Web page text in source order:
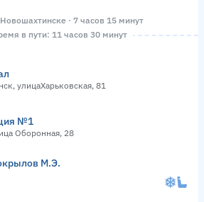
· 7 часов 15 минут
в пути: 11 часов 30 минут
улицаХарьковская, 81
№1
Оборонная, 28
М.Э.